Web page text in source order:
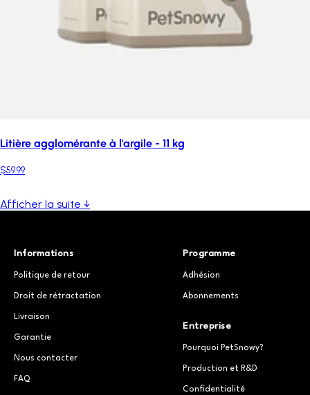
Litière agglomérante à l'argile - 11 kg
$59.99
Afficher la suite ↓
Informations
Politique de retour
Droit de rétractation
Livraison
Garantie
Nous contacter
FAQ
Programme
Adhésion
Abonnements
Entreprise
Pourquoi PetSnowy?
Production et R&D
Confidentialité